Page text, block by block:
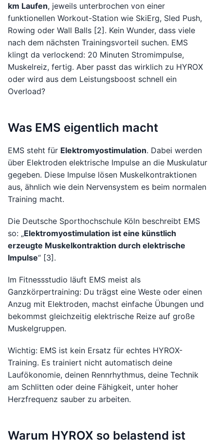
km Laufen, jeweils unterbrochen von einer
funktionellen Workout-Station wie SkiErg, Sled Push,
Rowing oder Wall Balls [2]. Kein Wunder, dass viele
nach dem nächsten Trainingsvorteil suchen. EMS
klingt da verlockend: 20 Minuten Stromimpulse,
Muskelreiz, fertig. Aber passt das wirklich zu HYROX
oder wird aus dem Leistungsboost schnell ein
Overload?
Was EMS eigentlich macht
EMS steht für Elektromyostimulation. Dabei werden
über Elektroden elektrische Impulse an die Muskulatur
gegeben. Diese Impulse lösen Muskelkontraktionen
aus, ähnlich wie dein Nervensystem es beim normalen
Training macht.
Die Deutsche Sporthochschule Köln beschreibt EMS
so: „Elektromyostimulation ist eine künstlich
erzeugte Muskelkontraktion durch elektrische
Impulse“ [3].
Im Fitnessstudio läuft EMS meist als
Ganzkörpertraining: Du trägst eine Weste oder einen
Anzug mit Elektroden, machst einfache Übungen und
bekommst gleichzeitig elektrische Reize auf große
Muskelgruppen.
Wichtig: EMS ist kein Ersatz für echtes HYROX-
Training. Es trainiert nicht automatisch deine
Laufökonomie, deinen Rennrhythmus, deine Technik
am Schlitten oder deine Fähigkeit, unter hoher
Herzfrequenz sauber zu arbeiten.
Warum HYROX so belastend ist